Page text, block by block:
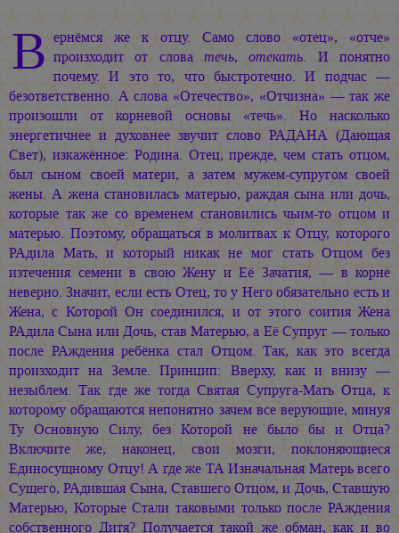
В ернёмся же к отцу. Само слово «отец», «отче»
произходит от слова течь,отекать. И понятно
почему. И это то, что быстротечно. И подчас —
безответственно. А слова «Отечество», «Отчизна» — так же
произошли от корневой основы «течь». Но насколько
энергетичнее и духовнее звучит слово РАДАНА (Дающая
Свет), изкажённое: Родина. Отец, прежде, чем стать отцом,
был сыном своей матери, а затем мужем-супругом своей
жены. А жена становилась матерью, раждая сына или дочь,
которые так же со временем становились чьим-то отцом и
матерью. Поэтому, обращаться в молитвах к Отцу, которого
РАдила Мать, и который никак не мог стать Отцом без
изтечения семени в свою Жену и Её Зачатия, — в корне
неверно. Значит, если есть Отец, то у Него обязательно есть и
Жена, с Которой Он соединился, и от этого соития Жена
РАдила Сына или Дочь, став Матерью, а Её Супруг — только
после РАждения ребёнка стал Отцом. Так, как это всегда
произходит на Земле. Принцип: Вверху, как и внизу —
незыблем. Так где же тогда Святая Супруга-Мать Отца, к
которому обращаются непонятно зачем все верующие, минуя
Ту Основную Силу, без Которой не было бы и Отца?
Включите же, наконец, свои мозги, поклоняющиеся
Единосущному Отцу! А где же ТА Изначальная Матерь всего
Сущего, РАдившая Сына, Ставшего Отцом, и Дочь, Ставшую
Матерью, Которые Стали таковыми только после РАждения
собственного Дитя? Получается такой же обман, как и во